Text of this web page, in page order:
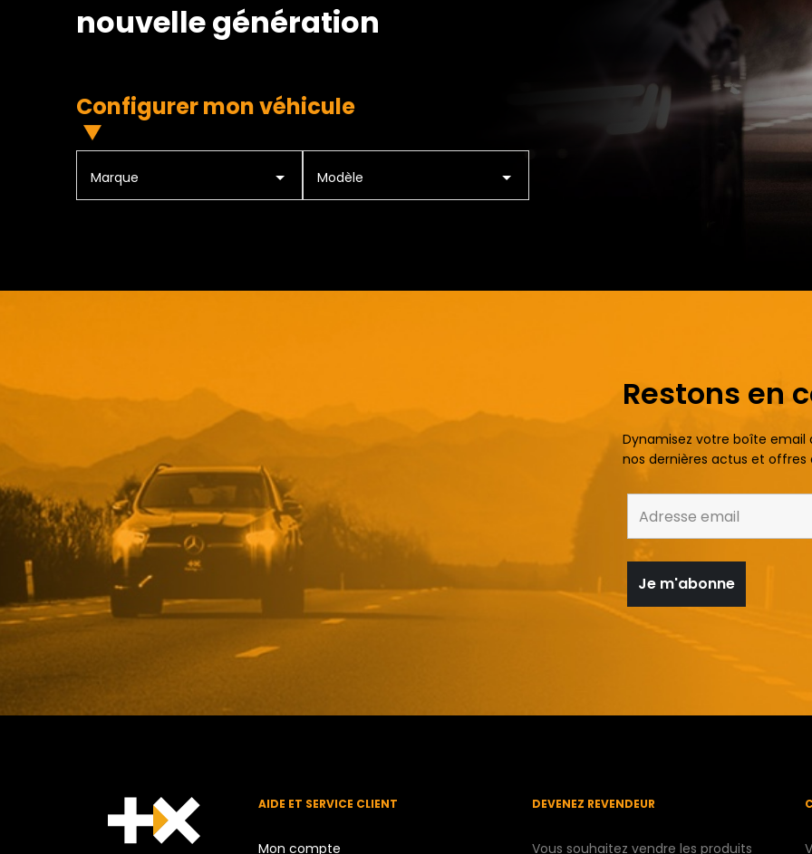
nouvelle génération
Configurer mon véhicule
Marque Modèle
Restons en
Dynamisez votre boîte email
nos dernières actus et offres
AIDE ET SERVICE CLIENT
Mon compte
DEVENEZ REVENDEUR
Vous souhaitez vendre les produits